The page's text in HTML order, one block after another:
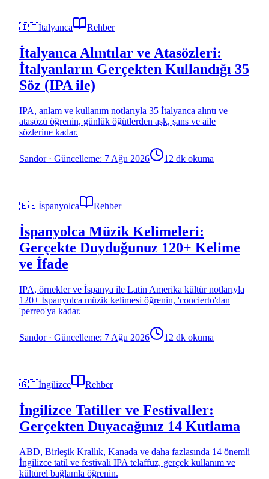
🇮🇹İtalyanca Rehber
İtalyanca Alıntılar ve Atasözleri:
İtalyanların Gerçekten Kullandığı 35
Söz (IPA ile)
IPA, anlam ve kullanım notlarıyla 35 İtalyanca alıntı ve
atasözü öğrenin, günlük öğütlerden aşk, şans ve aile
sözlerine kadar.
Sandor· Güncelleme: 7 Ağu 2026 12 dk okuma
🇪🇸İspanyolca Rehber
İspanyolca Müzik Kelimeleri:
Gerçekte Duyduğunuz 120+ Kelime
ve İfade
IPA, örnekler ve İspanya ile Latin Amerika kültür notlarıyla
120+ İspanyolca müzik kelimesi öğrenin, 'concierto'dan
'perreo'ya kadar.
Sandor· Güncelleme: 7 Ağu 2026 12 dk okuma
🇬🇧İngilizce Rehber
İngilizce Tatiller ve Festivaller:
Gerçekten Duyacağınız 14 Kutlama
ABD, Birleşik Krallık, Kanada ve daha fazlasında 14 önemli
İngilizce tatil ve festivali IPA telaffuz, gerçek kullanım ve
kültürel bağlamla öğrenin.